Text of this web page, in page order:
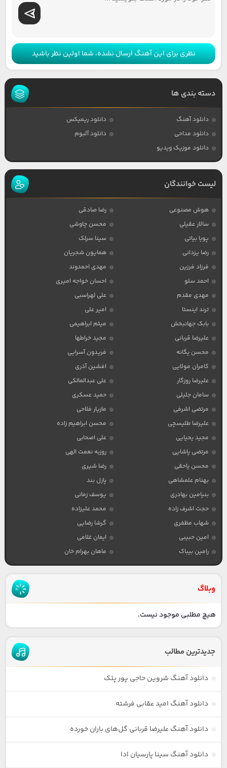
نظری برای این آهنگ ارسال نشده، شما اولین نظر باشید
دسته بندی ها
دانلود آهنگ
دانلود ریمیکس
دانلود مداحی
دانلود آلبوم
دانلود موزیک ویدیو
لیست خوانندگان
هوش مصنوعی
رضا صادقی
سالار عقیلی
محسن چاوشی
پویا بیاتی
سینا سرلک
رضا یزدانی
همایون شجریان
فرزاد فرزین
مهدی احمدوند
احمد سلو
احسان خواجه امیری
مهدی مقدم
علی لهراسبی
ترند اینستا
امیر علی
بابک جهانبخش
میثم ابراهیمی
علیرضا قربانی
مجید خراطها
محسن یگانه
فریدون آسرایی
کامران مولایی
افشین آذری
علیرضا روزگار
علی عبدالمالکی
سامان جلیلی
حمید عسکری
مرتضی اشرفی
مازیار فلاحی
علیرضا طلیسچی
محسن ابراهیم زاده
مجید یحیایی
علی اصحابی
مرتضی پاشایی
روزبه نعمت الهی
محسن یاحقی
رضا شیری
بهنام علمشاهی
پازل بند
بنیامین بهادری
یوسف زمانی
حجت اشرف زاده
محمد علیزاده
شهاب مظفری
گرشا رضایی
امین حبیبی
ایمان غلامی
رامین بیباک
ماهان بهرام خان
وبلاگ
هیچ مطلبی موجود نیست.
جدیدترین مطالب
دانلود آهنگ شروین حاجی پور پتک
دانلود آهنگ امید عقابی فرشته
دانلود آهنگ علیرضا قربانی گل‌های باران خورده
دانلود آهنگ سینا پارسیان ادا